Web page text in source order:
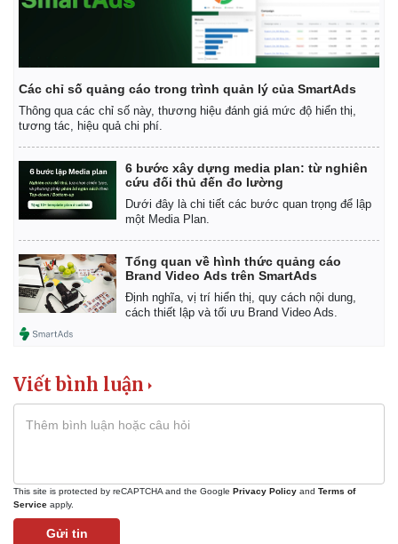
Các chỉ số quảng cáo trong trình quản lý của SmartAds
Thông qua các chỉ số này, thương hiệu đánh giá mức độ hiển thị,
tương tác, hiệu quả chi phí.
6 bước xây dựng media plan: từ nghiên
cứu đối thủ đến đo lường
Dưới đây là chi tiết các bước quan trọng để lập
một Media Plan.
Tổng quan về hình thức quảng cáo
Brand Video Ads trên SmartAds
Định nghĩa, vị trí hiển thị, quy cách nội dung,
cách thiết lập và tối ưu Brand Video Ads.
Viết bình luận
This site is protected by reCAPTCHA and the Google Privacy Policy and Terms of
Service apply.
Gửi tin